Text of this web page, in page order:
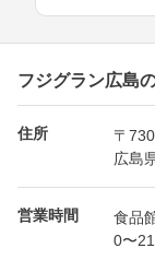
フジグラン広島
住所
〒
広島
営業時間
食品
0〜